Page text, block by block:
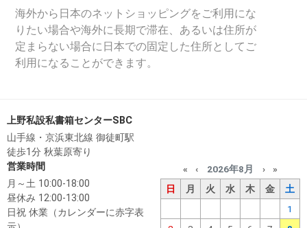
海外から日本のネットショッピングをご利用にな
りたい場合や海外に長期で滞在、あるいは住所が
定まらない場合に日本での固定した住所としてご
利用になることができます。
上野私設私書箱センターSBC
山手線・京浜東北線 御徒町駅
徒歩1分 秋葉原寄り
営業時間
月～土 10:00-18:00
昼休み 12:00-13:00
日祝 休業（カレンダーに赤字表
« ‹ 2026年8月 ›
»
日
月 火 水 木 金
土
1